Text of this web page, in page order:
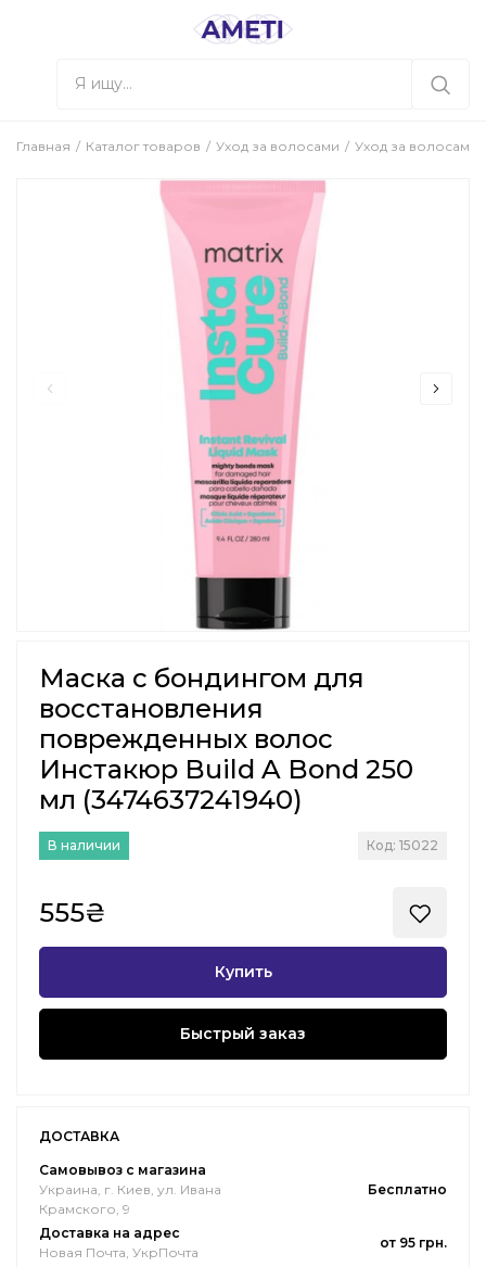
Главная Каталог товаров Уход за волосами Уход за волосами
Маска с бондингом для
восстановления
поврежденных волос
Инстакюр Build A Bond 250
мл (3474637241940)
В наличии Код: 15022
555₴
Купить
Быстрый заказ
ДОСТАВКА
Самовывоз с магазина
Украина, г. Киев, ул. Ивана
Крамского, 9
Бесплатно
Доставка на адрес
Новая Почта, УкрПочта
от 95 грн.